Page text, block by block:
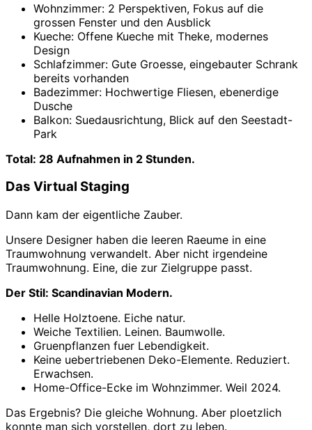
Wohnzimmer: 2 Perspektiven, Fokus auf die
grossen Fenster und den Ausblick
Kueche: Offene Kueche mit Theke, modernes
Design
Schlafzimmer: Gute Groesse, eingebauter Schrank
bereits vorhanden
Badezimmer: Hochwertige Fliesen, ebenerdige
Dusche
Balkon: Suedausrichtung, Blick auf den Seestadt-
Park
Total: 28 Aufnahmen in 2 Stunden.
Das Virtual Staging
Dann kam der eigentliche Zauber.
Unsere Designer haben die leeren Raeume in eine
Traumwohnung verwandelt. Aber nicht irgendeine
Traumwohnung. Eine, die zur Zielgruppe passt.
Der Stil: Scandinavian Modern.
Helle Holztoene. Eiche natur.
Weiche Textilien. Leinen. Baumwolle.
Gruenpflanzen fuer Lebendigkeit.
Keine uebertriebenen Deko-Elemente. Reduziert.
Erwachsen.
Home-Office-Ecke im Wohnzimmer. Weil 2024.
Das Ergebnis? Die gleiche Wohnung. Aber ploetzlich
konnte man sich vorstellen, dort zu leben.